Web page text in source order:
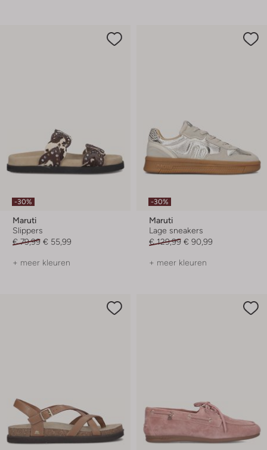
-30%
Maruti
Slippers
€ 79,99 € 55,99
+ meer kleuren
-30%
Maruti
Lage sneakers
€ 129,99 € 90,99
+ meer kleuren